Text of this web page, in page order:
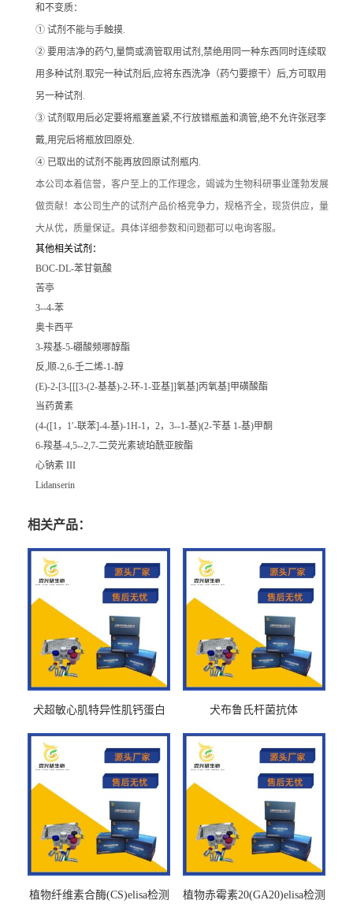
和不变质：
① 试剂不能与手触摸.
② 要用洁净的药勺,量筒或滴管取用试剂,禁绝用同一种东西同时连续取
用多种试剂.取完一种试剂后,应将东西洗净（药勺要擦干）后,方可取用
另一种试剂.
③ 试剂取用后必定要将瓶塞盖紧,不行放错瓶盖和滴管,绝不允许张冠李
戴,用完后将瓶放回原处.
④ 已取出的试剂不能再放回原试剂瓶内.
本公司本着信誉，客户至上的工作理念，竭诚为生物科研事业蓬勃发展
做贡献！本公司生产的试剂产品价格竞争力，规格齐全，现货供应，量
大从优，质量保证。具体详细参数和问题都可以电询客服。
其他相关试剂：
BOC-DL-苯甘氨酸
苦亭
3--4-苯
奥卡西平
3-羧基-5-硼酸频哪醇酯
反,顺-2,6-壬二烯-1-醇
(E)-2-[3-[[[3-(2-基基)-2-环-1-亚基]]氧基]丙氧基]甲磺酸酯
当药黄素
(4-([1，1′-联苯]-4-基)-1H-1，2，3--1-基)(2-苄基 1-基)甲酮
6-羧基-4,5--2,7-二荧光素琥珀酰亚胺酯
心钠素 III
Lidanserin
相关产品：
犬超敏心肌特异性肌钙蛋白
犬布鲁氏杆菌抗体
植物纤维素合酶(CS)elisa检测
植物赤霉素20(GA20)elisa检测